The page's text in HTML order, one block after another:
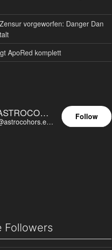
vorgeworfen: Danger Dan
ApoRed komplett
ASTROCOHORS EUNOIA ULTIMA
@astrocohors.eu@astrocohors.eu
Follow
Followers